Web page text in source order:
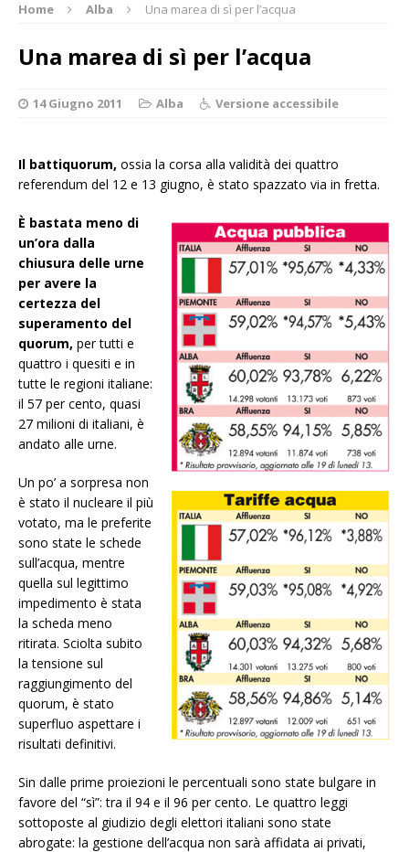
Home Alba Una marea di sì per l’acqua
Una marea di sì per l’acqua
14 Giugno 2011 Alba Versione accessibile
Il battiquorum, ossia la corsa alla validità dei quattro
referendum del 12 e 13 giugno, è stato spazzato via in fretta.
È bastata meno di
un’ora dalla
chiusura delle urne
per avere la
certezza del
superamento del
quorum, per tutti e
quattro i quesiti e in
tutte le regioni italiane:
il 57 per cento, quasi
27 milioni di italiani, è
andato alle urne.
Un po’ a sorpresa non
è stato il nucleare il più
votato, ma le preferite
sono state le schede
sull’acqua, mentre
quella sul legittimo
impedimento è stata
la scheda meno
ritirata. Sciolta subito
la tensione sul
raggiungimento del
quorum, è stato
superfluo aspettare i
risultati definitivi.
Sin dalle prime proiezioni le percentuali sono state bulgare in
favore del “sì”: tra il 94 e il 96 per cento. Le quattro leggi
sottoposte al giudizio degli elettori italiani sono state
abrogate: la gestione dell’acqua non sarà affidata ai privati,